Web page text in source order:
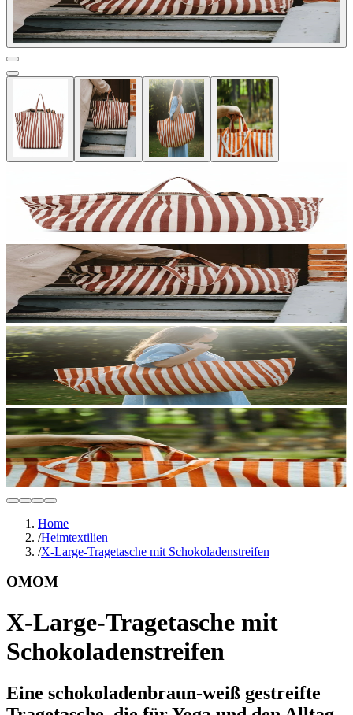
Home
/Heimtextilien
/X-Large-Tragetasche mit Schokoladenstreifen
OMOM
X-Large-Tragetasche mit
Schokoladenstreifen
Eine schokoladenbraun-weiß gestreifte